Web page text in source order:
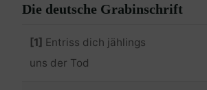
Die deutsche Grabinschrift
[1] Entriss dich jählings
uns der Tod